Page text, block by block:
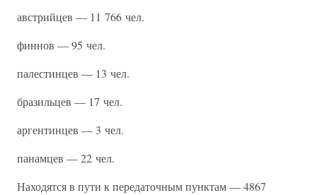
австрийцев — 11 766 чел.
финнов — 95 чел.
палестинцев — 13 чел.
бразильцев — 17 чел.
аргентинцев — 3 чел.
панамцев — 22 чел.
Находятся в пути к передаточным пунктам — 4867